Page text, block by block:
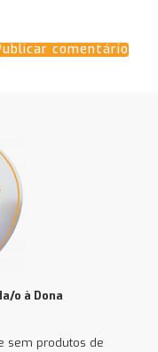
o à Dona
sem produtos de